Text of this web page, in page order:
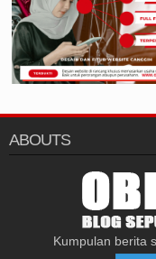
ABOUTS
Kumpulan berita